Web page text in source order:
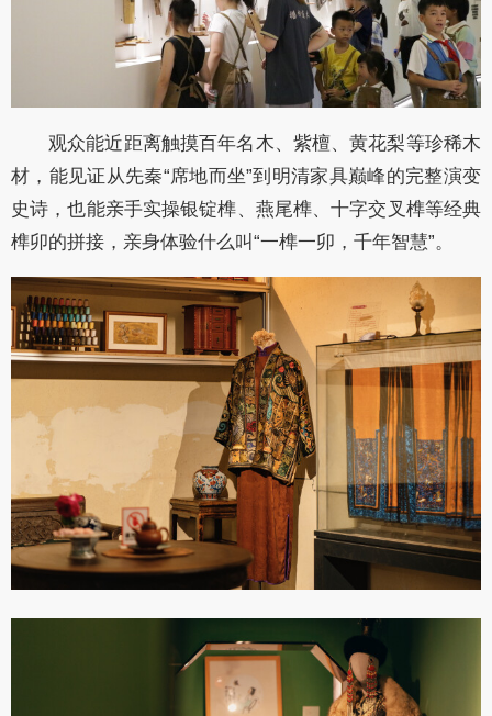
观众能近距离触摸百年名木、紫檀、黄花梨等珍稀木
材，能见证从先秦“席地而坐”到明清家具巅峰的完整演变
史诗，也能亲手实操银锭榫、燕尾榫、十字交叉榫等经典
榫卯的拼接，亲身体验什么叫“一榫一卯，千年智慧”。